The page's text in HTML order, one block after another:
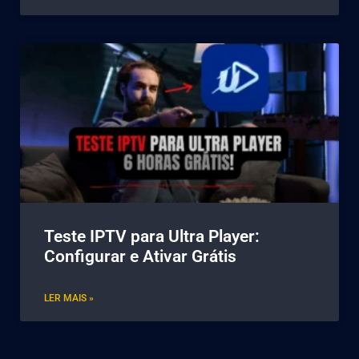
Teste IPTV para Ultra Player:
Configurar e Ativar Grátis
LER MAIS »